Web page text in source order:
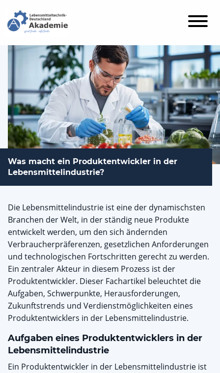
Was macht ein Produktentwickler in der
Lebensmittelindustrie?
Die Lebensmittelindustrie ist eine der dynamischsten
Branchen der Welt, in der ständig neue Produkte
entwickelt werden, um den sich ändernden
Verbraucherpräferenzen, gesetzlichen Anforderungen
und technologischen Fortschritten gerecht zu werden.
Ein zentraler Akteur in diesem Prozess ist der
Produktentwickler. Dieser Fachartikel beleuchtet die
Aufgaben, Schwerpunkte, Herausforderungen,
Zukunftstrends und Verdienstmöglichkeiten eines
Produktentwicklers in der Lebensmittelindustrie.
Aufgaben eines Produktentwicklers in der
Lebensmittelindustrie
Ein Produktentwickler in der Lebensmittelindustrie ist